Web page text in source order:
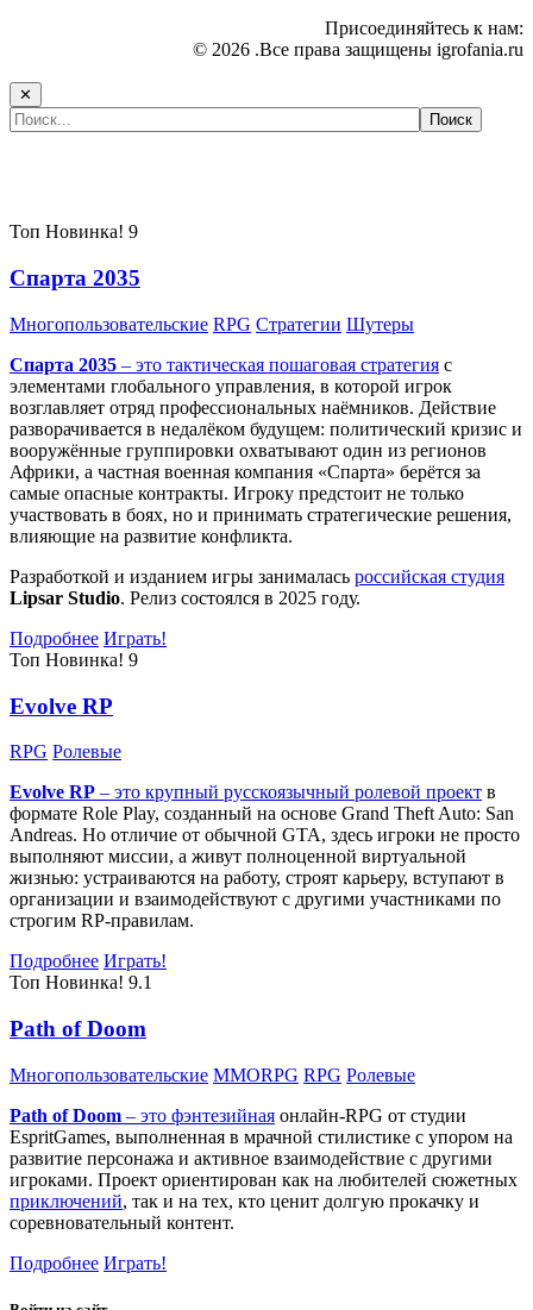
Присоединяйтесь к нам:
© 2026 .Все права защищены igrofania.ru
✕
Топ Новинка! 9
Спарта 2035
Многопользовательские RPG Стратегии Шутеры
Спарта 2035 – это тактическая пошаговая стратегия с
элементами глобального управления, в которой игрок
возглавляет отряд профессиональных наёмников. Действие
разворачивается в недалёком будущем: политический кризис и
вооружённые группировки охватывают один из регионов
Африки, а частная военная компания «Спарта» берётся за
самые опасные контракты. Игроку предстоит не только
участвовать в боях, но и принимать стратегические решения,
влияющие на развитие конфликта.
Разработкой и изданием игры занималась российская студия
Lipsar Studio. Релиз состоялся в 2025 году.
Подробнее Играть!
Топ Новинка! 9
Evolve RP
RPG Ролевые
Evolve RP – это крупный русскоязычный ролевой проект в
формате Role Play, созданный на основе Grand Theft Auto: San
Andreas. Но отличие от обычной GTA, здесь игроки не просто
выполняют миссии, а живут полноценной виртуальной
жизнью: устраиваются на работу, строят карьеру, вступают в
организации и взаимодействуют с другими участниками по
строгим RP-правилам.
Подробнее Играть!
Топ Новинка! 9.1
Path of Doom
Многопользовательские MMORPG RPG Ролевые
Path of Doom – это фэнтезийная онлайн-RPG от студии
EspritGames, выполненная в мрачной стилистике с упором на
развитие персонажа и активное взаимодействие с другими
игроками. Проект ориентирован как на любителей сюжетных
приключений, так и на тех, кто ценит долгую прокачку и
соревновательный контент.
Подробнее Играть!